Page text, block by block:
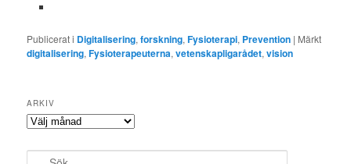
Publicerat i Digitalisering,forskning,Fysioterapi, Prevention | Märkt
digitalisering,Fysioterapeuterna,vetenskapligarådet,vision
ARKIV
Arkiv